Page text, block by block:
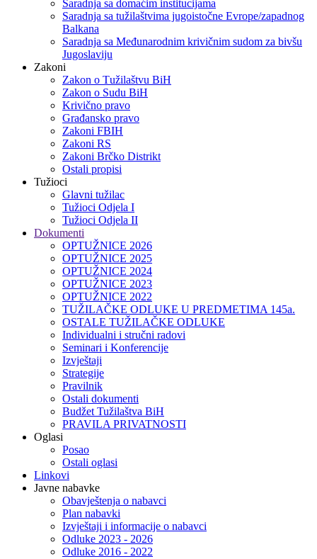
Saradnja sa domaćim institucijama
Saradnja sa tužilaštvima jugoistočne Evrope/zapadnog
Balkana
Saradnja sa Međunarodnim krivičnim sudom za bivšu
Jugoslaviju
Zakoni
Zakon o Тužilaštvu BiH
Zakon o Sudu BiH
Krivično pravo
Građansko pravo
Zakoni FBIH
Zakoni RS
Zakoni Brčko Distrikt
Ostali propisi
Tužioci
Glavni tužilac
Tužioci Odjela I
Tužioci Odjela II
Dokumenti
OPTUŽNICE 2026
OPTUŽNICE 2025
OPTUŽNICE 2024
OPTUŽNICE 2023
OPTUŽNICE 2022
TUŽILAČKE ODLUKE U PREDMETIMA 145a.
OSTALE TUŽILAČKE ODLUKE
Individualni i stručni radovi
Seminari i Konferencije
Izvještaji
Strategije
Pravilnik
Ostali dokumenti
Budžet Tužilaštva BiH
PRAVILA PRIVATNOSTI
Oglasi
Posao
Ostali oglasi
Linkovi
Javne nabavke
Obavještenja o nabavci
Plan nabavki
Izvještaji i informacije o nabavci
Odluke 2023 - 2026
Odluke 2016 - 2022